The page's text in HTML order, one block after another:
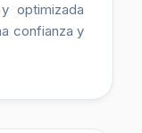
optimizada
confianza y